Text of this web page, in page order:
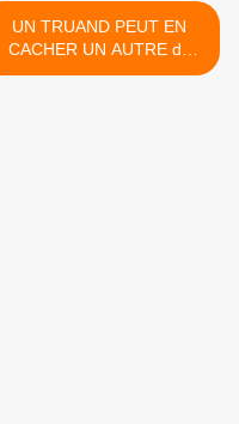
UN TRUAND PEUT EN
CACHER UN AUTRE de
Samuel Sutra >